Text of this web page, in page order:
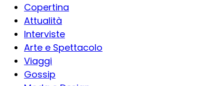
Copertina
Attualità
Interviste
Arte e Spettacolo
Viaggi
Gossip